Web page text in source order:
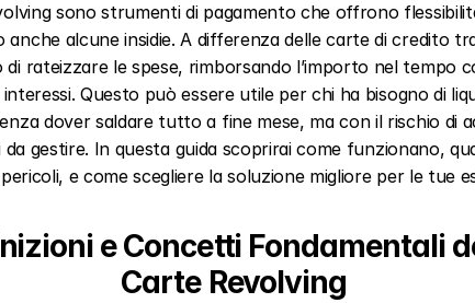
sono strumenti di pagamento che offrono
anche alcune insidie. A differenza delle carte di credito
rateizzare le spese, rimborsando l’importo nel tempo
interessi. Questo può essere utile per chi ha bisogno di
dover saldare tutto a fine mese, ma con il rischio di
da gestire. In questa guida scoprirai come funzionano,
e come scegliere la soluzione migliore per le tue
e Concetti Fondamentali
Carte Revolving